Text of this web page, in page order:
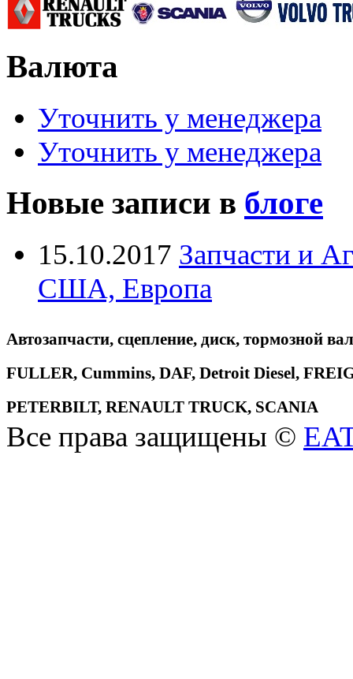
Валюта
Уточнить у менеджера
Уточнить у менеджера
Новые записи в блоге
15.10.2017 Запчасти и
США, Европа
Автозапчасти, сцепление, диск, тормозной
FULLER, Cummins, DAF, Detroit Diesel,
PETERBILT, RENAULT TRUCK, SCANIA
Все права защищены ©